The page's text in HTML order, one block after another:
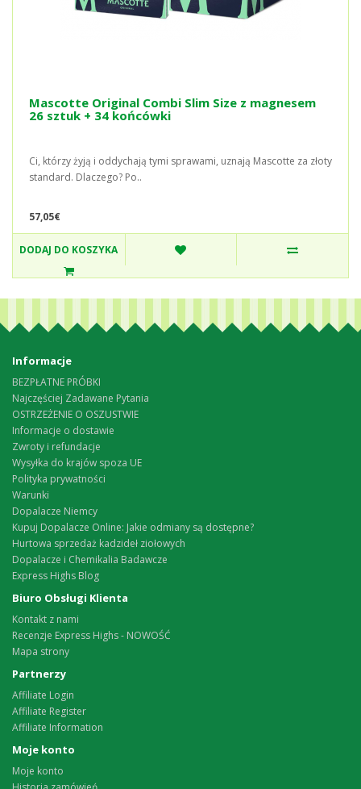
Mascotte Original Combi Slim Size z magnesem
26 sztuk + 34 końcówki
Ci, którzy żyją i oddychają tymi sprawami, uznają Mascotte za złoty
standard. Dlaczego? Po..
57,05€
DODAJ DO KOSZYKA
Informacje
BEZPŁATNE PRÓBKI
Najczęściej Zadawane Pytania
OSTRZEŻENIE O OSZUSTWIE
Informacje o dostawie
Zwroty i refundacje
Wysyłka do krajów spoza UE
Polityka prywatności
Warunki
Dopalacze Niemcy
Kupuj Dopalacze Online: Jakie odmiany są dostępne?
Hurtowa sprzedaż kadzideł ziołowych
Dopalacze i Chemikalia Badawcze
Express Highs Blog
Biuro Obsługi Klienta
Kontakt z nami
Recenzje Express Highs - NOWOŚĆ
Mapa strony
Partnerzy
Affiliate Login
Affiliate Register
Affiliate Information
Moje konto
Moje konto